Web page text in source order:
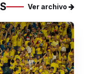
Ver archivo